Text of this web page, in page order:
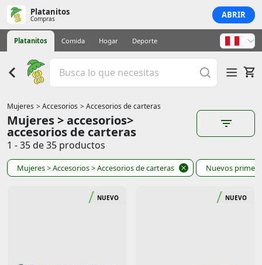
Platanitos
Compras ABRIR
Platanitos Comida Hogar Deporte
Mujeres > Accesorios > Accesorios de carteras
Mujeres > accesorios>
accesorios de carteras
1 - 35 de 35 productos
Mujeres> Accesorios> Accesorios de carteras Nuevos
NUEVO NUEVO